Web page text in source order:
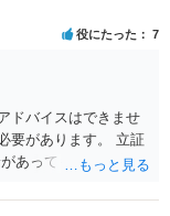
役にたった 7
ドバイスはできませ
要があります。 立証
あっても、裁判官が
されるためです。 書